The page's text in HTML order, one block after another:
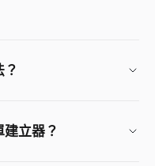
立器？